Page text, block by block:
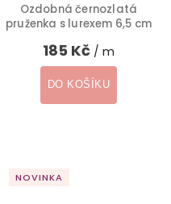
Ozdobná černozlatá
pruženka s lurexem 6,5 cm
185 Kč / m
DO KOŠÍKU
NOVINKA